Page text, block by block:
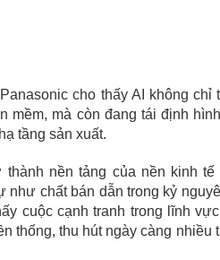
cho thấy AI không chỉ
mềm, mà còn đang tái định
tầng sản xuất.
nền tảng của nền kinh
chất bán dẫn trong kỷ
cuộc cạnh tranh trong lĩnh
thống, thu hút ngày càng nhiều